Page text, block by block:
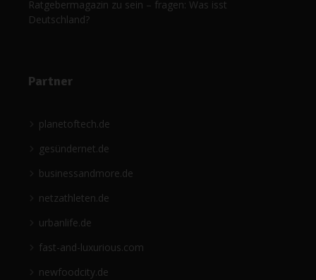
Ratgebermagazin zu sein – fragen: Was isst
Deutschland?
Partner
planetoftech.de
gesündernet.de
businessandmore.de
netzathleten.de
urbanlife.de
fast-and-luxurious.com
newfoodcity.de